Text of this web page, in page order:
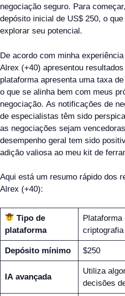
negociação seguro. Para
depósito inicial de US$ 250, o
explorar seu potencial.
De acordo com minha
Alrex (+40) apresentou
plataforma apresenta uma taxa
o que se alinha bem com meus
negociação. As notificações de
de especialistas têm sido
as negociações sejam
desempenho geral tem sido
adição valiosa ao meu kit de
Aqui está um resumo rápido dos
Alrex (+40):
Tipo de
plataforma
Plataforma
criptografia
Depósito mínimo $250
IA avançada
Utiliza
decisões